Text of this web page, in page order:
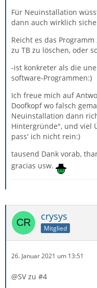
Für Neuinstallation
dann auch wirklich
Reicht es das
zu TB zu löschen, oder
-ist konkreter als die
software-Programmen:)
Ich freue mich auf
Doofkopf wo falsch
Neuinstallation dann
Hintergründe", und viel
pass' ich nicht rein:)
tausend Dank vorab,
gracias usw.
crysys
Mitglied
26. Januar 2021 um 13:51
@SV zu #4